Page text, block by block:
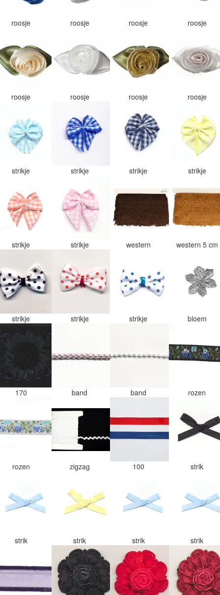
roosje roosje roosje roosje
roosje roosje roosje roosje
strikje strikje strikje strikje
strikje strikje western western 5 cm
strikje strikje strikje bloem
170 band band rozen
rozen zigzag 100 strik
strik strik strik strik